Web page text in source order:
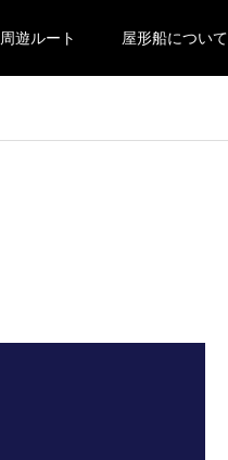
周遊ルート 屋形船について